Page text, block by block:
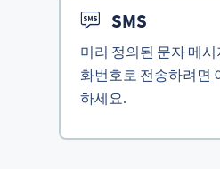
SMS
미리 정의된 문자 메
화번호로 전송하려면
하세요.